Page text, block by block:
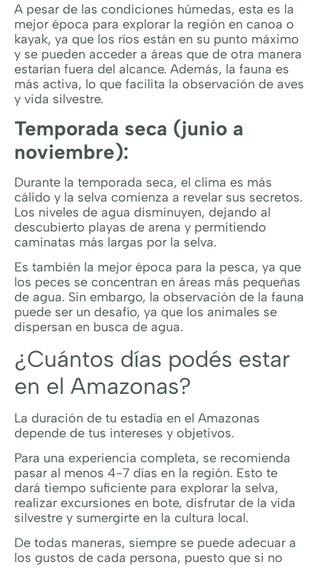
A pesar de las condiciones húmedas, esta es la
mejor época para explorar la región en canoa o
kayak, ya que los ríos están en su punto máximo
y se pueden acceder a áreas que de otra manera
estarían fuera del alcance. Además, la fauna es
más activa, lo que facilita la observación de aves
y vida silvestre.
Temporada seca (junio a
noviembre):
Durante la temporada seca, el clima es más
cálido y la selva comienza a revelar sus secretos.
Los niveles de agua disminuyen, dejando al
descubierto playas de arena y permitiendo
caminatas más largas por la selva.
Es también la mejor época para la pesca, ya que
los peces se concentran en áreas más pequeñas
de agua. Sin embargo, la observación de la fauna
puede ser un desafío, ya que los animales se
dispersan en busca de agua.
¿Cuántos días podés estar
en el Amazonas?
La duración de tu estadía en el Amazonas
depende de tus intereses y objetivos.
Para una experiencia completa, se recomienda
pasar al menos 4-7 días en la región. Esto te
dará tiempo suficiente para explorar la selva,
realizar excursiones en bote, disfrutar de la vida
silvestre y sumergirte en la cultura local.
De todas maneras, siempre se puede adecuar a
los gustos de cada persona, puesto que si no